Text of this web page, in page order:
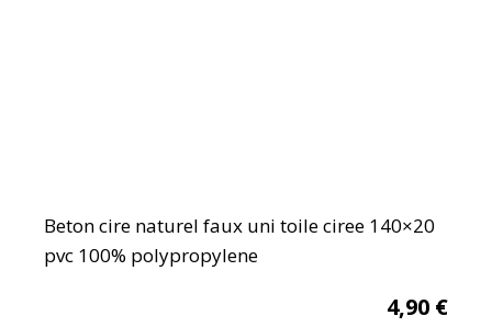
Beton cire naturel faux uni toile ciree 140×20
pvc 100% polypropylene
4,90 €